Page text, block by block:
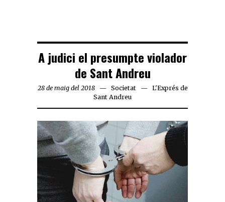
A judici el presumpte violador
de Sant Andreu
28 de maig del 2018 Societat
L'Exprés de
Sant Andreu